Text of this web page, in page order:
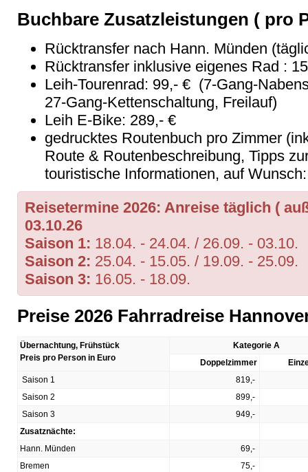
Buchbare Zusatzleistungen ( pro
Rücktransfer nach Hann. Münden
Rücktransfer inklusive eigenes Rad :
Leih-Tourenrad: 99,- € (7-Gang-
27-Gang-Kettenschaltung, Freilauf)
Leih E-Bike: 289,- €
gedrucktes Routenbuch pro Zimmer
Route & Routenbeschreibung, Tipps
touristische Informationen, auf
Reisetermine 2026: Anreise täglich (
03.10.26
Saison 1: 18.04. - 24.04. / 26.09. - 03.10.
Saison 2: 25.04. - 15.05. / 19.09. - 25.09.
Saison 3: 16.05. - 18.09.
Preise 2026 Fahrradreise
Übernachtung, Frühstück
Preis pro Person in Euro
Kategorie A
Doppelzimmer
Saison 1
819,-
Saison 2
899,-
Saison 3
949,-
Zusatznächte:
Hann. Münden
69,-
Bremen
75,-